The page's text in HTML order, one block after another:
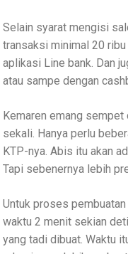
Selain syarat mengisi
transaksi minimal 20
aplikasi Line bank. Dan
atau sampe dengan
Kemaren emang
sekali. Hanya perlu
KTP-nya. Abis itu akan
Tapi sebenernya lebih
Untuk proses
waktu 2 menit sekian
yang tadi dibuat. Waktu